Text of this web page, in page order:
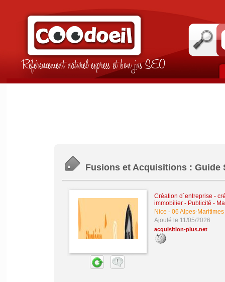
Référencement naturel express et bon jus SEO
Fusions et Acquisitions : Guide
Création d´entreprise -
immobilier- Publicité -
Nice - 06 Alpes-Maritimes
Ajouté le 11/05/2026
acquisition-plus.net